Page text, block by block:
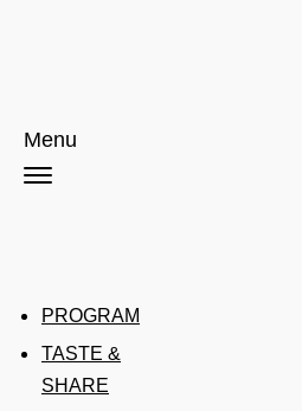
Menu
PROGRAM
TASTE &
SHARE